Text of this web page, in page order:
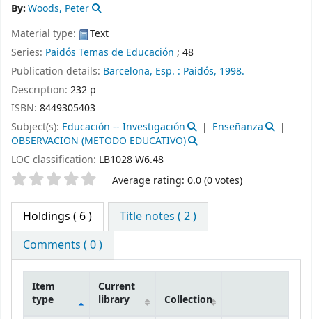
By:Woods, Peter
Material type:
Text
Series: Paidós Temas de Educación ; 48
Publication details: Barcelona, Esp. : Paidós, 1998.
Description: 232 p
ISBN: 8449305403
Subject(s): Educación -- Investigación
Enseñanza
OBSERVACION (METODO EDUCATIVO)
LOC classification: LB1028 W6.48
Star ratings Average rating: 0.0 (0 votes)
Holdings ( 6 )
Title notes ( 2 )
Comments ( 0 )
Item
type
Current
library
Collection